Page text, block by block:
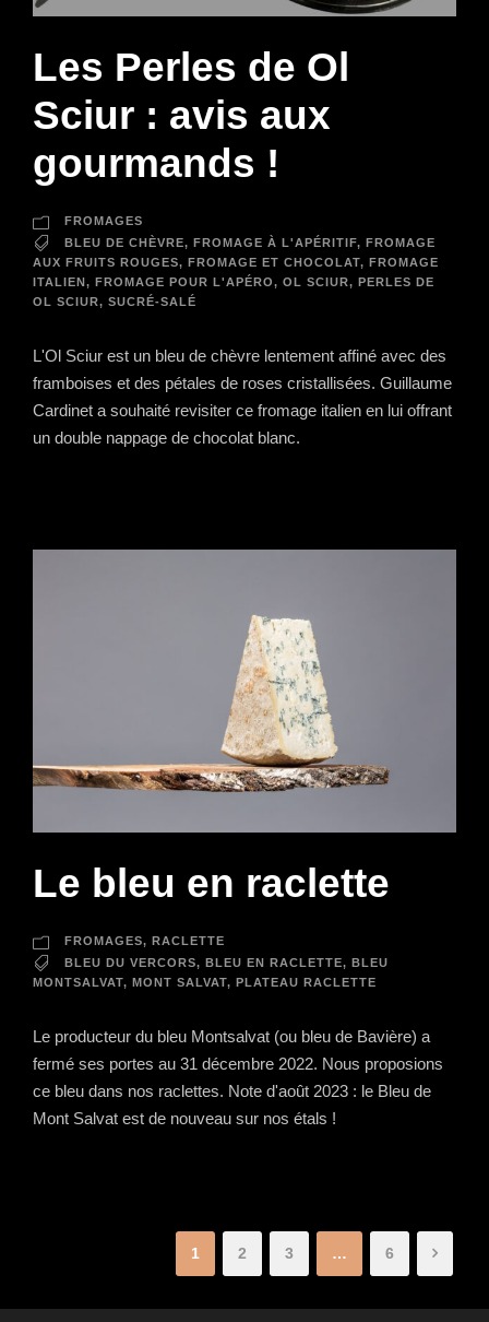
Les Perles de Ol
Sciur : avis aux
gourmands !
FROMAGES
BLEU DE CHÈVRE, FROMAGE À L'APÉRITIF, FROMAGE
AUX FRUITS ROUGES, FROMAGE ET CHOCOLAT, FROMAGE
ITALIEN , FROMAGE POUR L'APÉRO, OL SCIUR, PERLES DE
OL SCIUR, SUCRÉ-SALÉ
L'Ol Sciur est un bleu de chèvre lentement affiné avec des
framboises et des pétales de roses cristallisées. Guillaume
Cardinet a souhaité revisiter ce fromage italien en lui offrant
un double nappage de chocolat blanc.
Le bleu en raclette
FROMAGES, RACLETTE
BLEU DU VERCORS, BLEU EN RACLETTE, BLEU
MONTSALVAT, MONT SALVAT, PLATEAU RACLETTE
Le producteur du bleu Montsalvat (ou bleu de Bavière) a
fermé ses portes au 31 décembre 2022. Nous proposions
ce bleu dans nos raclettes. Note d'août 2023 : le Bleu de
Mont Salvat est de nouveau sur nos étals !
1 2 3 … 6